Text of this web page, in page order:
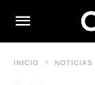
INICIO NOTICIAS